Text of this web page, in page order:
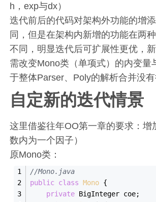
h，exp与dx）
迭代前后的代码对架构外功能的增
同，但是在架构内新增的功能在两
不同，明显迭代后可扩展性更优，
需改变Mono类（单项式）的内变量
于整体Parser、Poly的解析合并没有
自定新的迭代情景
这里借鉴往年OO第一章的要求：增
数内为一个因子）
原Mono类：
//Mono.java
public class Mono {
private BigInteger coe;